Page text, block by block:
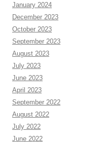
January 2024
December 2023
October 2023
September 2023
August 2023
July 2023
June 2023
April 2023
September 2022
August 2022
July 2022
June 2022